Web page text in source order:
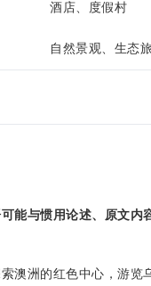
酒店、度假村
自然景观、生态
能与惯用论述、原文内
澳洲的红色中心，游